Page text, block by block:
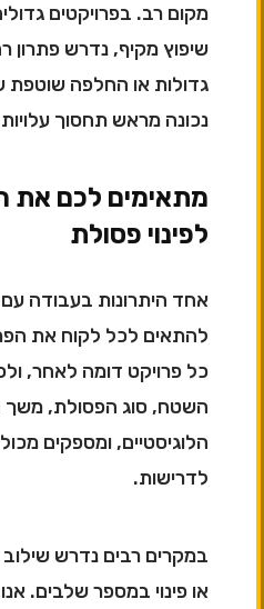
מקום רב. בפרויקטים
שיפוץ מקיף, נדרש פתרון
גדולות או החלפה
נכונה מראש תחסוך
מתאימים לכם את
לפינוי פסולת
אחד היתרונות בעבודה
להתאים לכל לקוח את
כל פרויקט דומה לאחר,
השטח, סוג הפסולת, משך
הלוגיסטיים, ומספקים
לדרישות.
במקרים רבים נדרש שילוב
או פינוי במספר שלבים.